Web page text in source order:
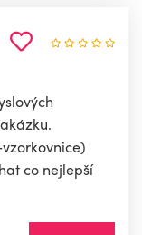
co nejlepší